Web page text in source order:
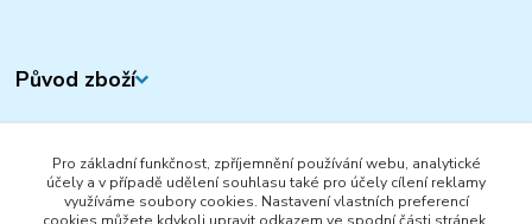
Původ zboží
Zboží zařazeno v kategoriích
DŘEVĚNÉ HRAČKY
DĚTSKÉ NÁŘADÍ A NÁSTROJE
Pro základní funkčnost, zpříjemnění používání webu, analytické
účely a v případě udělení souhlasu také pro účely cílení reklamy
využíváme soubory cookies. Nastavení vlastních preferencí